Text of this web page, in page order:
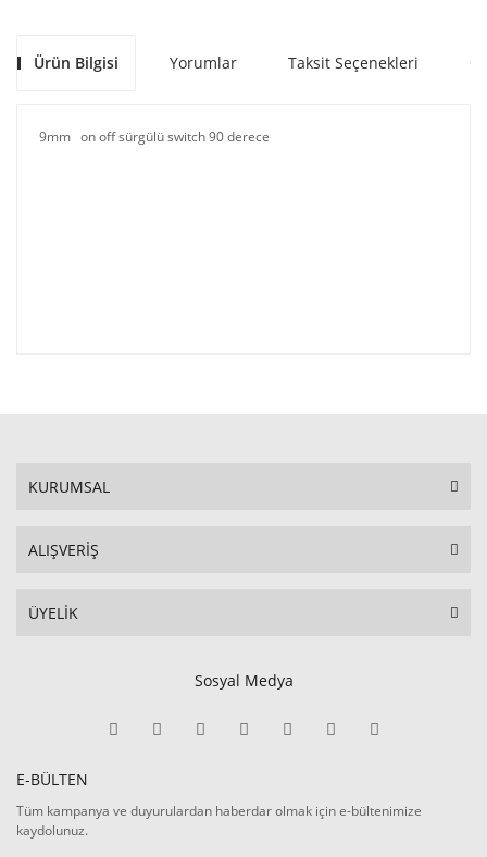
Ürün Bilgisi Yorumlar Taksit Seçenekleri
9mm on off sürgülü switch 90 derece
KURUMSAL
ALIŞVERİŞ
ÜYELİK
Sosyal Medya
E-BÜLTEN
Tüm kampanya ve duyurulardan haberdar olmak için e-bültenimize
kaydolunuz.